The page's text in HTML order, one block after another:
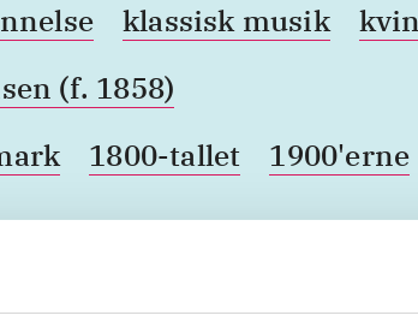
klassisk musik
(f. 1858)
1800-tallet 1900'erne